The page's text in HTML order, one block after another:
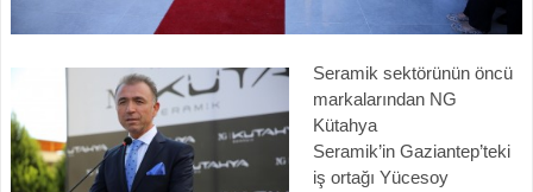
Seramik sektörünün öncü
markalarından NG
Kütahya
Seramik’in Gaziantep’teki
iş ortağı Yücesoy